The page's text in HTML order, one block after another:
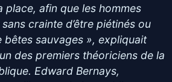
place, afin que les hommes
crainte d’être piétinés ou
sauvages », expliquait
des premiers théoriciens de la
Edward Bernays,